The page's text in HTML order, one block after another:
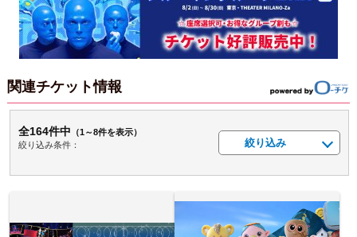
関連チケット情報
全164件中 （1～8件を表示）
絞り込み条件：
絞り込み